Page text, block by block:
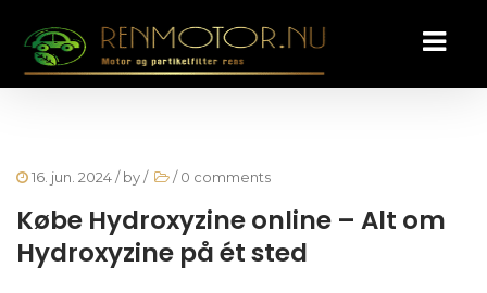
16. jun. 2024/ by/ /0 comments
Købe Hydroxyzine online – Alt om
Hydroxyzine på ét sted